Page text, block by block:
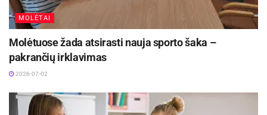
MOLĖTAI
Molėtuose žada atsirasti nauja sporto šaka –
pakrančių irklavimas
2026-07-02